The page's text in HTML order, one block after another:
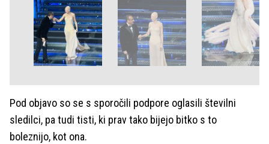
Pod objavo so se s sporočili podpore oglasili številni
sledilci, pa tudi tisti, ki prav tako bijejo bitko s to
boleznijo, kot ona.